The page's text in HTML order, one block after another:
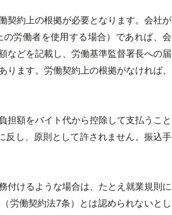
契約上の根拠が必要となります。会社が
労働者を使用する場合）であれば、会
などを記載し、労働基準監督署長への届
ます。労働契約上の根拠がなければ、
担額をバイト代から控除して支払うこと
反し、原則として許されません。振込手
付けるような場合は、たとえ就業規則に
労働契約法7条）とは認められないとし